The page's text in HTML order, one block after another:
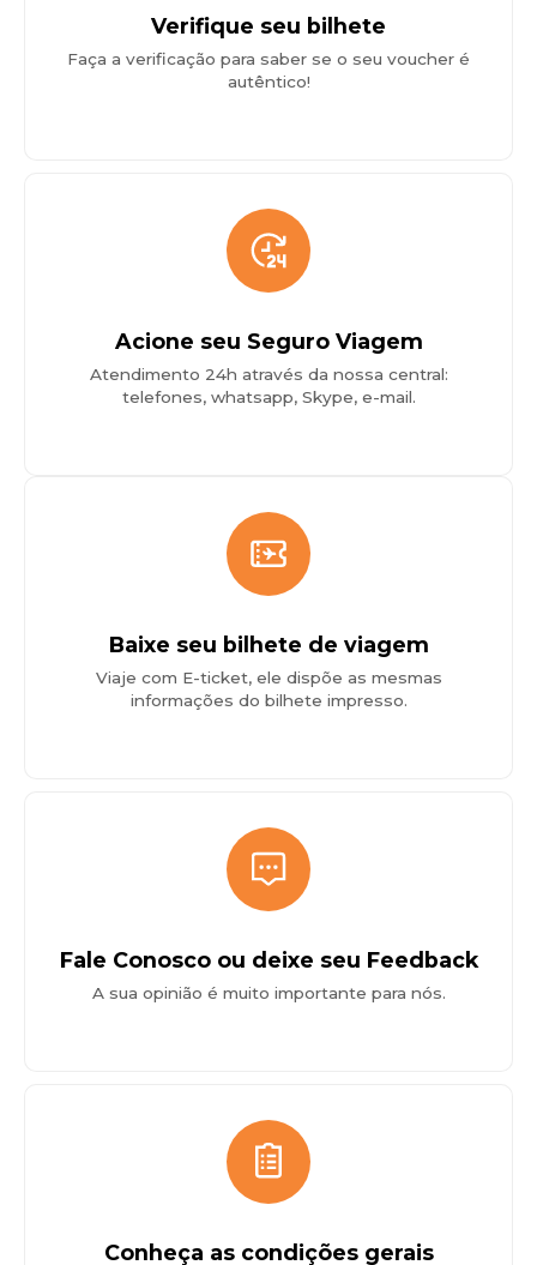
Verifique seu bilhete
Faça a verificação para saber se o seu voucher é
autêntico!
Acione seu Seguro Viagem
Atendimento 24h através da nossa central:
telefones, whatsapp, Skype, e-mail.
Baixe seu bilhete de viagem
Viaje com E-ticket, ele dispõe as mesmas
informações do bilhete impresso.
Fale Conosco ou deixe seu Feedback
A sua opinião é muito importante para nós.
Conheça as condições gerais